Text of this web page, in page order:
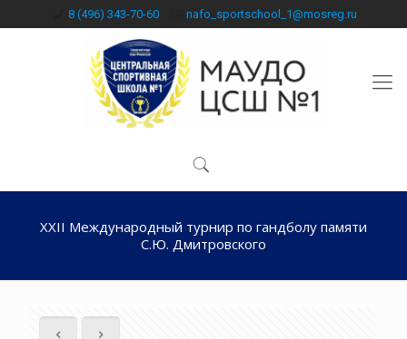
8 (496) 343-70-60 nafo_sportschool_1@mosreg.ru
XXII Международный турнир по гандболу памяти
С.Ю. Дмитровского